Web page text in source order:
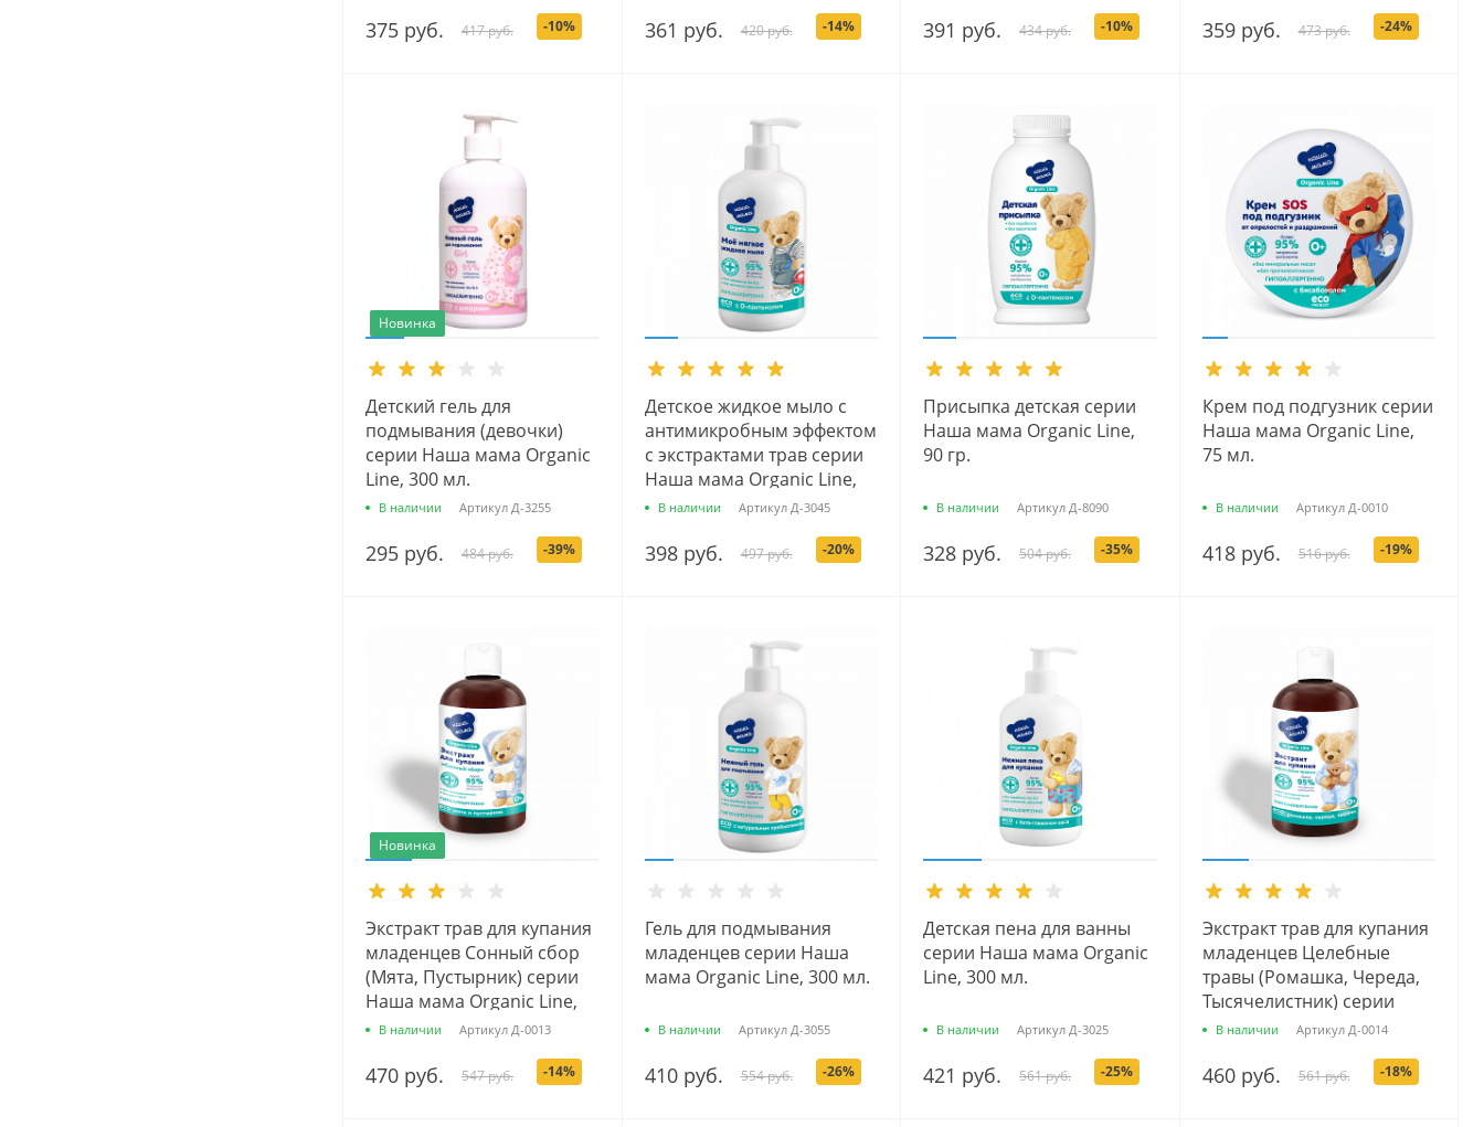
375 руб. 417 руб. -10% 361 руб. 420 руб. -14% 391 руб. 434 руб. -10% 359 руб. 473 руб. -24%
Новинка
Детский гель для
подмывания (девочки)
серии Наша мама Organic
Line, 300 мл.
В наличии Артикул Д-3255
295 руб. 484 руб. -39%
Детское жидкое мыло с
антимикробным эффектом
с экстрактами трав серии
Наша мама Organic Line,
300 мл.
В наличии Артикул Д-3045
398 руб. 497 руб. -20%
Присыпка детская серии
Наша мама Organic Line,
90 гр.
В наличии Артикул Д-8090
328 руб. 504 руб. -35%
Крем под подгузник серии
Наша мама Organic Line,
75 мл.
В наличии Артикул Д-0010
418 руб. 516 руб. -19%
Новинка
Экстракт трав для купания
младенцев Сонный сбор
(Мята, Пустырник) серии
Наша мама Organic Line,
500 мл.
В наличии Артикул Д-0013
470 руб. 547 руб. -14%
Гель для подмывания
младенцев серии Наша
мама Organic Line, 300 мл.
В наличии Артикул Д-3055
410 руб. 554 руб. -26%
Детская пена для ванны
серии Наша мама Organic
Line, 300 мл.
В наличии Артикул Д-3025
421 руб. 561 руб. -25%
Экстракт трав для купания
младенцев Целебные
травы (Ромашка, Череда,
Тысячелистник) серии
Наша мама Organic Line,
В наличии Артикул Д-0014
460 руб. 561 руб. -18%